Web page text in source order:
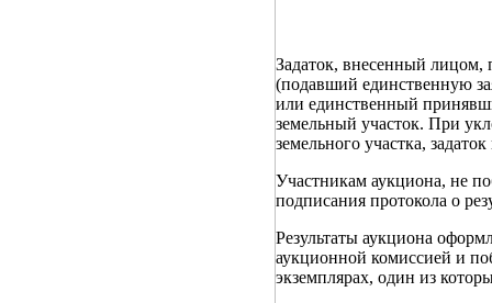
Задаток, внесенный
(подавший единственную
или единственный
земельный участок. При
земельного участка,
Участникам аукциона, не
подписания протокола о
Результаты аукциона
аукционной комиссией и
экземплярах, один из